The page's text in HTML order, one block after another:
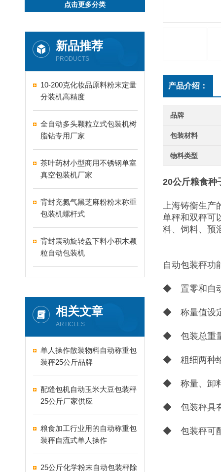
点击更多分类
新品推荐
PRODUCTS
10-200克化妆品原料粉末定量
分装机高精度
全自动多头颗粒立式包装机树
脂钻专用厂家
茶叶药材小型商用不锈钢单室
真空包装机厂家
背封充氮气黑芝麻粉粉末称重
包装机螺杆式
背封震动旋转盘下料小积木颗
粒自动包装机
相关文章
ARTICLES
单人操作散装物料自动称重包
装秤25公斤品牌
配缝包机自动玉米大豆包装秤
25公斤厂家供应
粮食加工行业用的自动称重包
装秤自流式单人操作
25公斤化学粉末自动包装秤除
产品介绍：
品牌
包装材料
物料类型
20公斤粮食种
上海铸衡生产
单秤和双秤可
料、饲料、预
自动包装秤功
◆ 置零和自
◆ 称量值设
◆ 包装总重
◆ 粗细两种
◆ 称量、卸料
◆ 包装秤具
◆ 包装秤可配